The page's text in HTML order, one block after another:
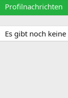
Profilnachrichten
Es gibt noch